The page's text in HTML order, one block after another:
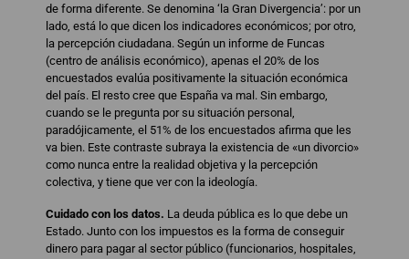
de forma diferente. Se denomina ‘la Gran Divergencia’: por un
lado, está lo que dicen los indicadores económicos; por otro,
la percepción ciudadana. Según un informe de Funcas
(centro de análisis económico), apenas el 20% de los
encuestados evalúa positivamente la situación económica
del país. El resto cree que España va mal. Sin embargo,
cuando se le pregunta por su situación personal,
paradójicamente, el 51% de los encuestados afirma que les
va bien. Este contraste subraya la existencia de «un divorcio»
como nunca entre la realidad objetiva y la percepción
colectiva, y tiene que ver con la ideología.
Cuidado con los datos. La deuda pública es lo que debe un
Estado. Junto con los impuestos es la forma de conseguir
dinero para pagar al sector público (funcionarios, hospitales,